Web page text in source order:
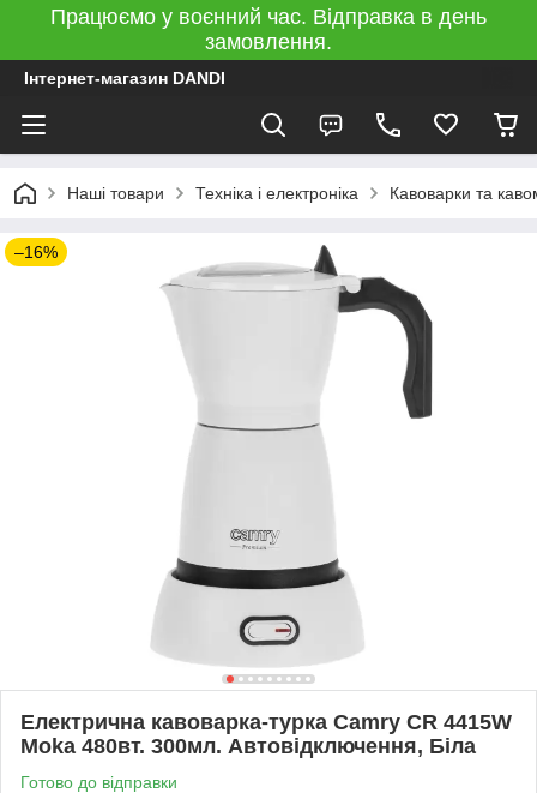
Працюємо у воєнний час. Відправка в день
замовлення.
Інтернет-магазин DANDI
Наші товари Техніка і електроніка Кавоварки та
–16%
Електрична кавоварка-турка Camry CR 4415W
Moka 480вт. 300мл. Автовідключення, Біла
Готово до відправки